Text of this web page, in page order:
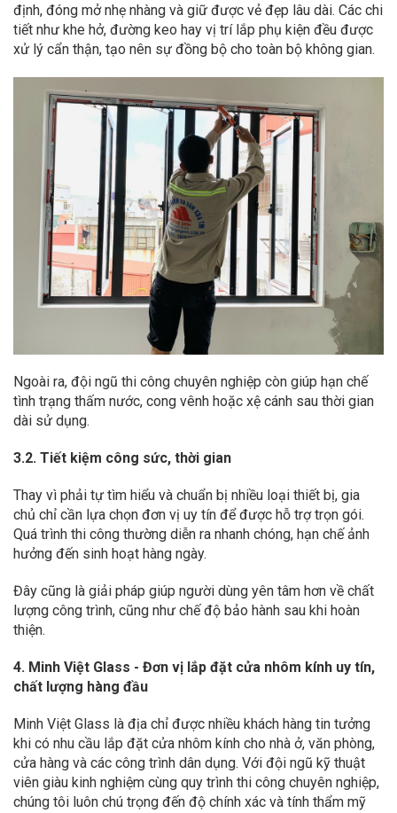
định, đóng mở nhẹ nhàng và giữ được vẻ đẹp lâu dài. Các chi
tiết như khe hở, đường keo hay vị trí lắp phụ kiện đều được
xử lý cẩn thận, tạo nên sự đồng bộ cho toàn bộ không gian.
Ngoài ra, đội ngũ thi công chuyên nghiệp còn giúp hạn chế
tình trạng thấm nước, cong vênh hoặc xệ cánh sau thời gian
dài sử dụng.
3.2. Tiết kiệm công sức, thời gian
Thay vì phải tự tìm hiểu và chuẩn bị nhiều loại thiết bị, gia
chủ chỉ cần lựa chọn đơn vị uy tín để được hỗ trợ trọn gói.
Quá trình thi công thường diễn ra nhanh chóng, hạn chế ảnh
hưởng đến sinh hoạt hàng ngày.
Đây cũng là giải pháp giúp người dùng yên tâm hơn về chất
lượng công trình, cũng như chế độ bảo hành sau khi hoàn
thiện.
4. Minh Việt Glass - Đơn vị lắp đặt cửa nhôm kính uy tín,
chất lượng hàng đầu
Minh Việt Glass là địa chỉ được nhiều khách hàng tin tưởng
khi có nhu cầu lắp đặt cửa nhôm kính cho nhà ở, văn phòng,
cửa hàng và các công trình dân dụng. Với đội ngũ kỹ thuật
viên giàu kinh nghiệm cùng quy trình thi công chuyên nghiệp,
chúng tôi luôn chú trọng đến độ chính xác và tính thẩm mỹ